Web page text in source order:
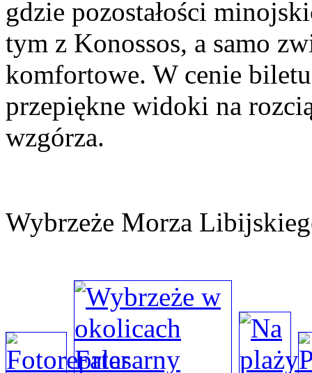
gdzie pozostałości
tym z Konossos, a samo
komfortowe. W cenie
przepiękne widoki na
wzgórza.
Wybrzeże Morza